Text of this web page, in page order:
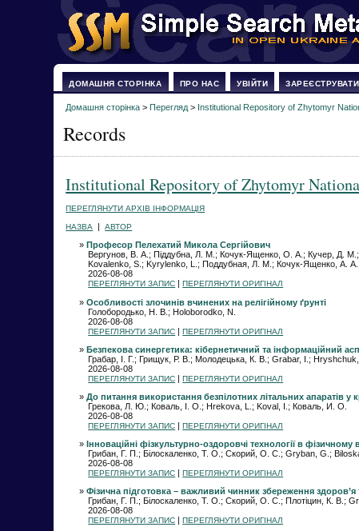
ДОМАШНЯ СТОРІНКА ПРО НАС УВІЙТИ
Домашня сторінка >Перегляд > Institutional Repository of Zhytomyr
Records
Institutional Repository of Zhytomyr
ПЕРЕГЛЯНУТИ АРХІВ ІНФОРМАЦІЯ
НАЗВА |АВТОР
» Професор Пелехатий Микола Сергійович
Вергунов, В. А.; Піддубна, Л. М.; Кочук-Ященко, О. А.; Кучер, Д.
Kovalenko, S.; Kyrylenko, L.; Поддубная, Л. М.; Кочук-Ященко, А.
2026-08-08
ПЕРЕГЛЯНУТИ ЗАПИС |ПЕРЕГЛЯНУТИ ОРИГІНАЛ
» Особливості злочинів вчинених на релігійному ґрунті
Голобородько, Н. В.; Holoborodko, N.
2026-08-08
ПЕРЕГЛЯНУТИ ЗАПИС |ПЕРЕГЛЯНУТИ ОРИГІНАЛ
» Безпекова синергетика: кібернетичний та інформаційний
Грабар, І. Г.; Грищук, Р. В.; Молодецька, К. В.; Grabar, I.;
2026-08-08
ПЕРЕГЛЯНУТИ ЗАПИС |ПЕРЕГЛЯНУТИ ОРИГІНАЛ
» До питання використання безпілотних літальних апаратів у
Грекова, Л. Ю.; Коваль, І. О.; Hrekova, L.; Koval, I.; Коваль, И. О.
2026-08-08
ПЕРЕГЛЯНУТИ ЗАПИС |ПЕРЕГЛЯНУТИ ОРИГІНАЛ
» Інноваційні фізкультурно-оздоровчі технології в фізичному
Грибан, Г. П.; Білоскаленко, Т. О.; Скорий, О. С.; Gryban, G.;
2026-08-08
ПЕРЕГЛЯНУТИ ЗАПИС |ПЕРЕГЛЯНУТИ ОРИГІНАЛ
» Фізична підготовка – важливий чинник збереження здоров’я
Грибан, Г. П.; Білоскаленко, Т. О.; Скорий, О. С.; Плотіцин, К. В.;
2026-08-08
ПЕРЕГЛЯНУТИ ЗАПИС |ПЕРЕГЛЯНУТИ ОРИГІНАЛ